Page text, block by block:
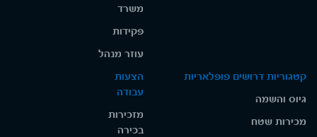
משרד
פקידות
עוזר מנהל
קטגוריות דרושים פופלאריות
גיוס והשמה
מכירות שטח
הצעות
עבודה
מזכירות
בכירה